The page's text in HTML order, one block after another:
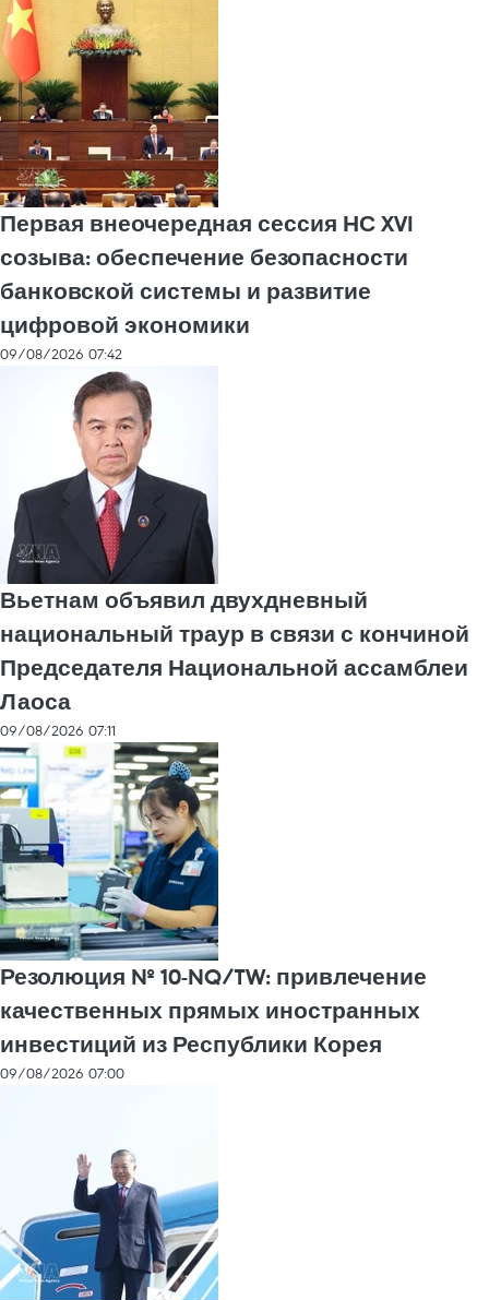
Первая внеочередная сессия НС XVI
созыва: обеспечение безопасности
банковской системы и развитие
цифровой экономики
09/08/2026 07:42
Вьетнам объявил двухдневный
национальный траур в связи с кончиной
Председателя Национальной ассамблеи
Лаоса
09/08/2026 07:11
Резолюция № 10-NQ/TW: привлечение
качественных прямых иностранных
инвестиций из Республики Корея
09/08/2026 07:00